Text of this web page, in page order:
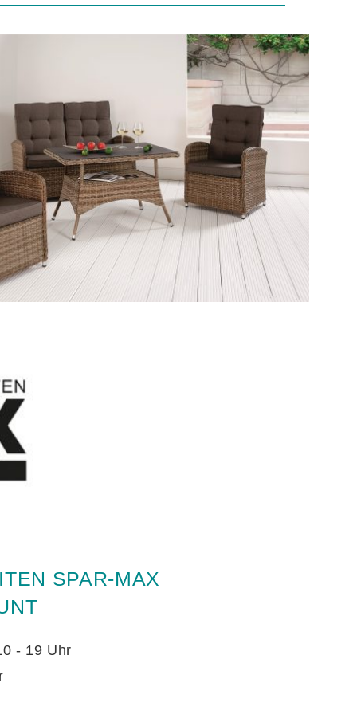
SPAR-MAX
- 19 Uhr